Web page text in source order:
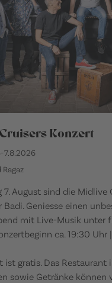
Konzert
-7.8.2026
Ragaz
7. August sind die Midlive
Badi. Geniesse einen
mit Live-Musik unter
ca. 19:30 Uhr |
ist gratis. Das Restaurant
sowie Getränke können